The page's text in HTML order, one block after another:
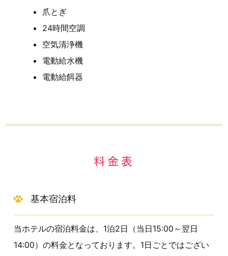
爪とぎ
24時間空調
空気清浄機
電動給水機
電動給餌器
料金表
基本宿泊料
当ホテルの宿泊料金は、1泊2日（当日15:00～翌日
14:00）の料金となっております。1日ごとではござい